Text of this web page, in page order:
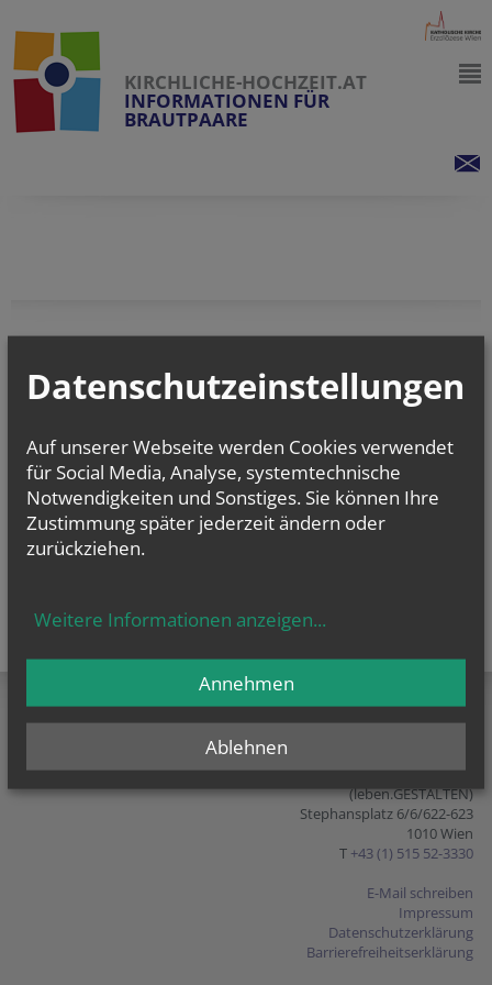
KIRCHLICHE-HOCHZEIT.AT
INFORMATIONEN FÜR
BRAUTPAARE
teilen tweet pin it
Bildung in Beziehungen, Ehen
und Familien
(leben.GESTALTEN)
Stephansplatz 6/6/622-623
1010 Wien
T +43 (1) 515 52-3330
E-Mail schreiben
Impressum
Datenschutzerklärung
Barrierefreiheitserklärung
Datenschutzeinstellungen
Auf unserer Webseite werden Cookies verwendet
für Social Media, Analyse, systemtechnische
Notwendigkeiten und Sonstiges. Sie können Ihre
Zustimmung später jederzeit ändern oder
zurückziehen.
Weitere Informationen anzeigen...
Ablehnen
Annehmen